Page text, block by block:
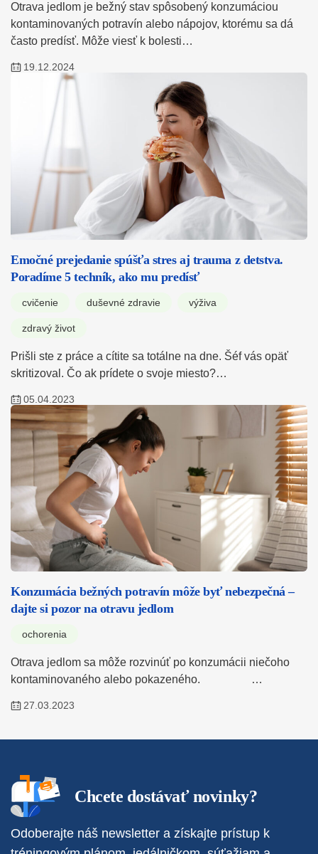
Otrava jedlom je bežný stav spôsobený konzumáciou
kontaminovaných potravín alebo nápojov, ktorému sa dá
často predísť. Môže viesť k bolesti…
19.12.2024
Emočné prejedanie spúšťa stres aj trauma z detstva.
Poradíme 5 techník, ako mu predísť
cvičenie duševné zdravie výživa
zdravý život
Prišli ste z práce a cítite sa totálne na dne. Šéf vás opäť
skritizoval. Čo ak prídete o svoje miesto?…
05.04.2023
Konzumácia bežných potravín môže byť nebezpečná –
dajte si pozor na otravu jedlom
ochorenia
Otrava jedlom sa môže rozvinúť po konzumácii niečoho
kontaminovaného alebo pokazeného. …
27.03.2023
Chcete dostávať novinky?
Odoberajte náš newsletter a získajte prístup k